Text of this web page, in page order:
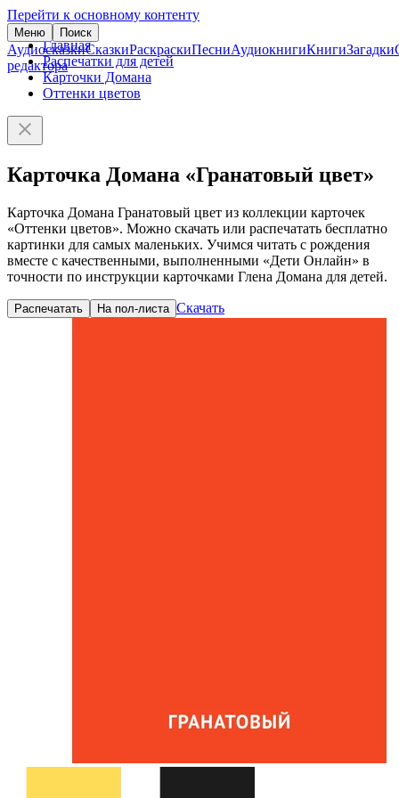
Перейти к основному контенту
Меню Поиск
АудиосказкиСказкиРаскраскиПесниАудиокнигиКнигиЗагадки
редактора
Главная
Распечатки для детей
Карточки Домана
Оттенки цветов
Карточка Домана «Гранатовый цвет»
Карточка Домана Гранатовый цвет из коллекции карточек
«Оттенки цветов». Можно скачать или распечатать бесплатно
картинки для самых маленьких. Учимся читать с рождения
вместе с качественными, выполненными «Дети Онлайн» в
точности по инструкции карточками Глена Домана для детей.
Распечатать На пол-листа Скачать